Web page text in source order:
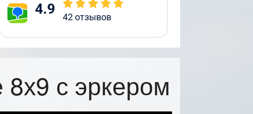
4.9 42отзывов
с эркером